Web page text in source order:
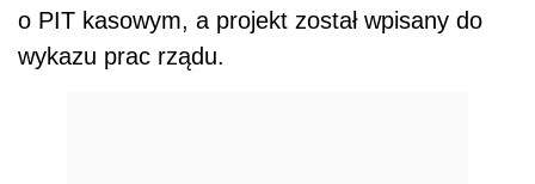
o PIT kasowym, a projekt został wpisany do
wykazu prac rządu.